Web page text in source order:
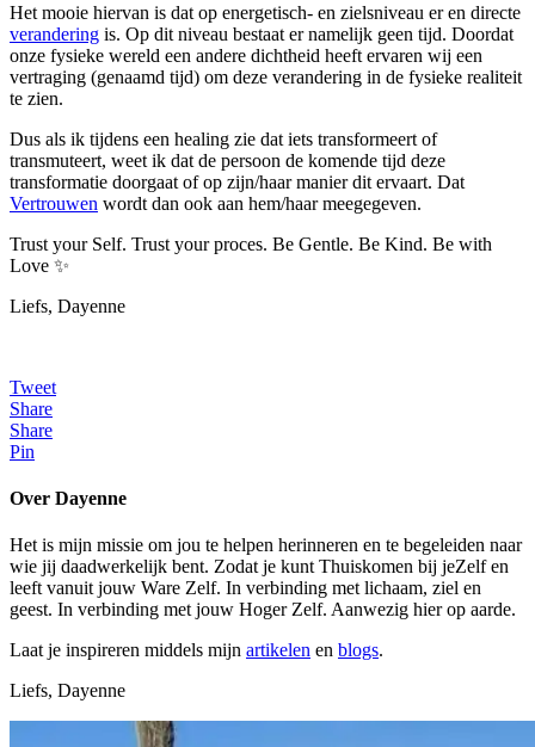
Het mooie hiervan is dat op energetisch- en zielsniveau er en directe
verandering is. Op dit niveau bestaat er namelijk geen tijd. Doordat
onze fysieke wereld een andere dichtheid heeft ervaren wij een
vertraging (genaamd tijd) om deze verandering in de fysieke realiteit
te zien.
Dus als ik tijdens een healing zie dat iets transformeert of
transmuteert, weet ik dat de persoon de komende tijd deze
transformatie doorgaat of op zijn/haar manier dit ervaart. Dat
Vertrouwen wordt dan ook aan hem/haar meegegeven.
Trust your Self. Trust your proces. Be Gentle. Be Kind. Be with
Love ✨
Liefs, Dayenne
Tweet
Share
Share
Pin
Over Dayenne
Het is mijn missie om jou te helpen herinneren en te begeleiden naar
wie jij daadwerkelijk bent. Zodat je kunt Thuiskomen bij jeZelf en
leeft vanuit jouw Ware Zelf. In verbinding met lichaam, ziel en
geest. In verbinding met jouw Hoger Zelf. Aanwezig hier op aarde.
Laat je inspireren middels mijn artikelen en blogs.
Liefs, Dayenne